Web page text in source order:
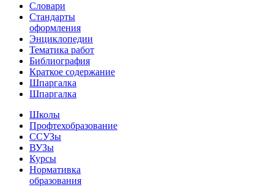
Словари
Стандарты
оформления
Энциклопедии
Тематика работ
Библиография
Краткое содержание
Шпаргалка
Шпаргалка
Школы
Профтехобразование
ССУЗы
ВУЗы
Курсы
Нормативка
образования